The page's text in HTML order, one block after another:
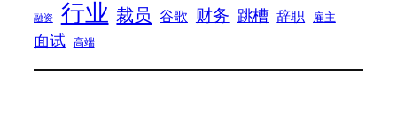
融资 行业 裁员 谷歌 财务 跳槽 辞职 雇主
面试 高端